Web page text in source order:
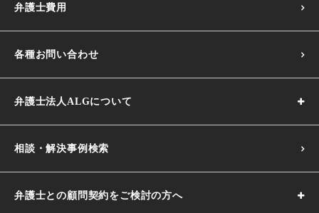
弁護士費用
各種お問い合わせ
弁護士法人ALGについて
相談・解決事例検索
弁護士との顧問契約をご検討の方へ